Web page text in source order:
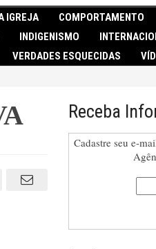
IGREJA COMPORTAMENTO
INDIGENISMO
VERDADES ESQUECIDAS
Receba
Cadastre seu e-